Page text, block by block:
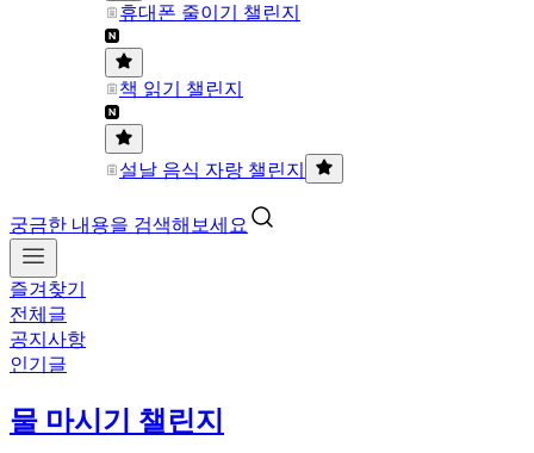
휴대폰 줄이기 챌린지
책 읽기 챌린지
설날 음식 자랑 챌린지
궁금한 내용을 검색해보세요
즐겨찾기
전체글
공지사항
인기글
물 마시기 챌린지